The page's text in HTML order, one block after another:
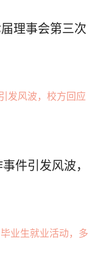
理事会第三次
件引发风波，